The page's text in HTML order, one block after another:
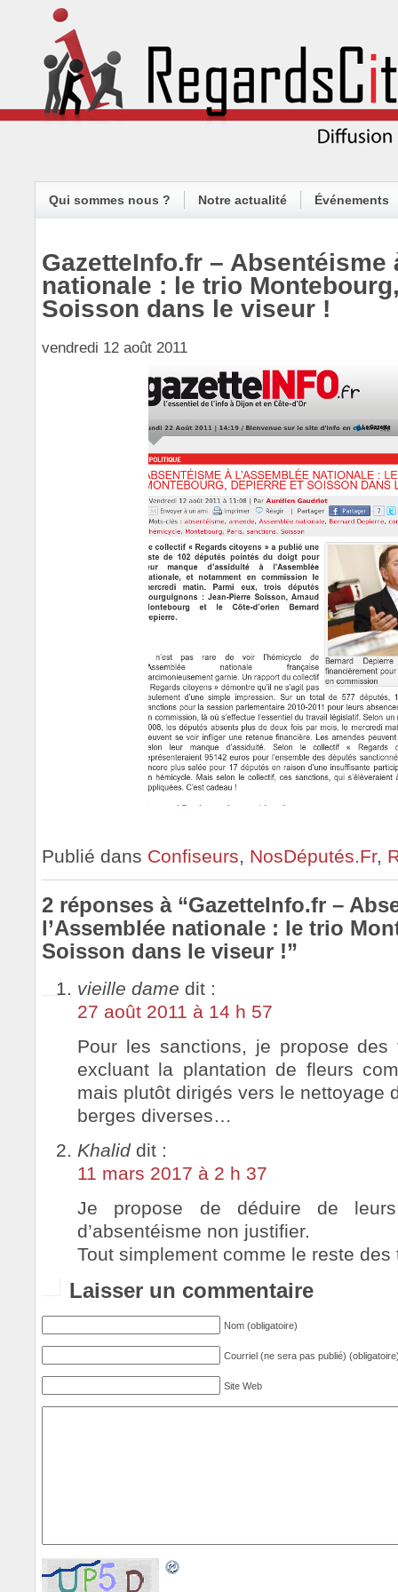
Qui sommes nous ? Notre actualité Événements
GazetteInfo.fr – Absentéisme
nationale : le trio
Soisson dans le viseur !
vendredi 12 août 2011
Publié dans Confiseurs, NosDéputés.Fr,
2 réponses à “GazetteInfo.fr –
l’Assemblée nationale : le trio
Soisson dans le viseur !”
vieille dame dit :
27 août 2011 à 14 h 57
Pour les sanctions, je propose des
excluant la plantation de fleurs
mais plutôt dirigés vers le nettoyage
berges diverses…
Khalid dit :
11 mars 2017 à 2 h 37
Je propose de déduire de
d’absentéisme non justifier.
Tout simplement comme le reste
Laisser un commentaire
Nom (obligatoire)
Courriel (ne sera pas publié)
Site Web